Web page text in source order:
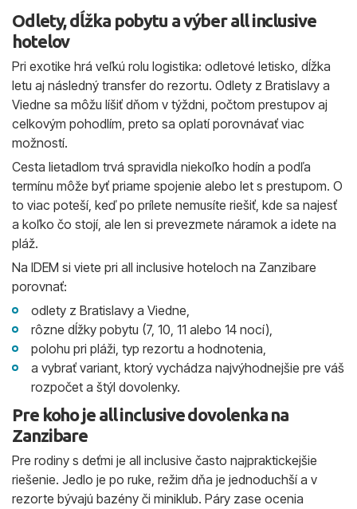
Odlety, dĺžka pobytu a výber all inclusive
hotelov
Pri exotike hrá veľkú rolu logistika: odletové letisko, dĺžka
letu aj následný transfer do rezortu. Odlety z Bratislavy a
Viedne sa môžu líšiť dňom v týždni, počtom prestupov aj
celkovým pohodlím, preto sa oplatí porovnávať viac
možností.
Cesta lietadlom trvá spravidla niekoľko hodín a podľa
termínu môže byť priame spojenie alebo let s prestupom. O
to viac poteší, keď po prílete nemusíte riešiť, kde sa najesť
a koľko čo stojí, ale len si prevezmete náramok a idete na
pláž.
Na IDEM si viete pri all inclusive hoteloch na Zanzibare
porovnať:
odlety z Bratislavy a Viedne,
rôzne dĺžky pobytu (7, 10, 11 alebo 14 nocí),
polohu pri pláži, typ rezortu a hodnotenia,
a vybrať variant, ktorý vychádza najvýhodnejšie pre váš
rozpočet a štýl dovolenky.
Pre koho je all inclusive dovolenka na
Zanzibare
Pre rodiny s deťmi je all inclusive často najpraktickejšie
riešenie. Jedlo je po ruke, režim dňa je jednoduchší a v
rezorte bývajú bazény či miniklub. Páry zase ocenia